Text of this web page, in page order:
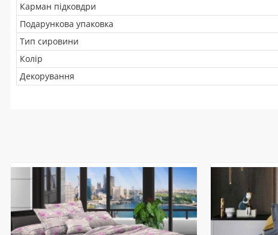
Карман підковдри
Подарункова упаковка
Тип сировини
Колір
Декорування